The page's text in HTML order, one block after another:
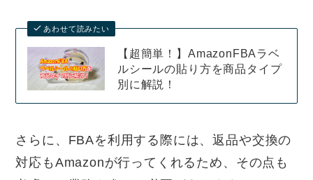
あわせて読みたい
【超簡単！】AmazonFBAラベ
ルシールの貼り方を商品タイプ
別に解説！
さらに、FBAを利用する際には、返品や交換の
対応もAmazonが行ってくれるため、その点も